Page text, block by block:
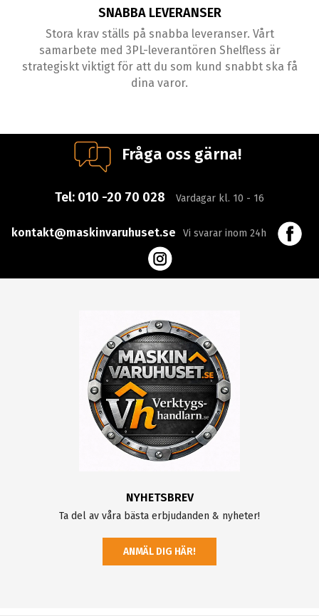
SNABBA LEVERANSER
Stora krav ställs på snabba leveranser. Vårt
samarbete med 3PL-leverantören Shelfless är
strategiskt viktigt för att du som kund snabbt ska få
dina varor.
Fråga oss gärna!
Tel: 010 -20 70 028 Vardagar kl. 10 - 16
kontakt@maskinvaruhuset.se Vi svarar inom 24h
NYHETSBREV
Ta del av våra bästa erbjudanden & nyheter!
ANMÄL DIG HÄR!